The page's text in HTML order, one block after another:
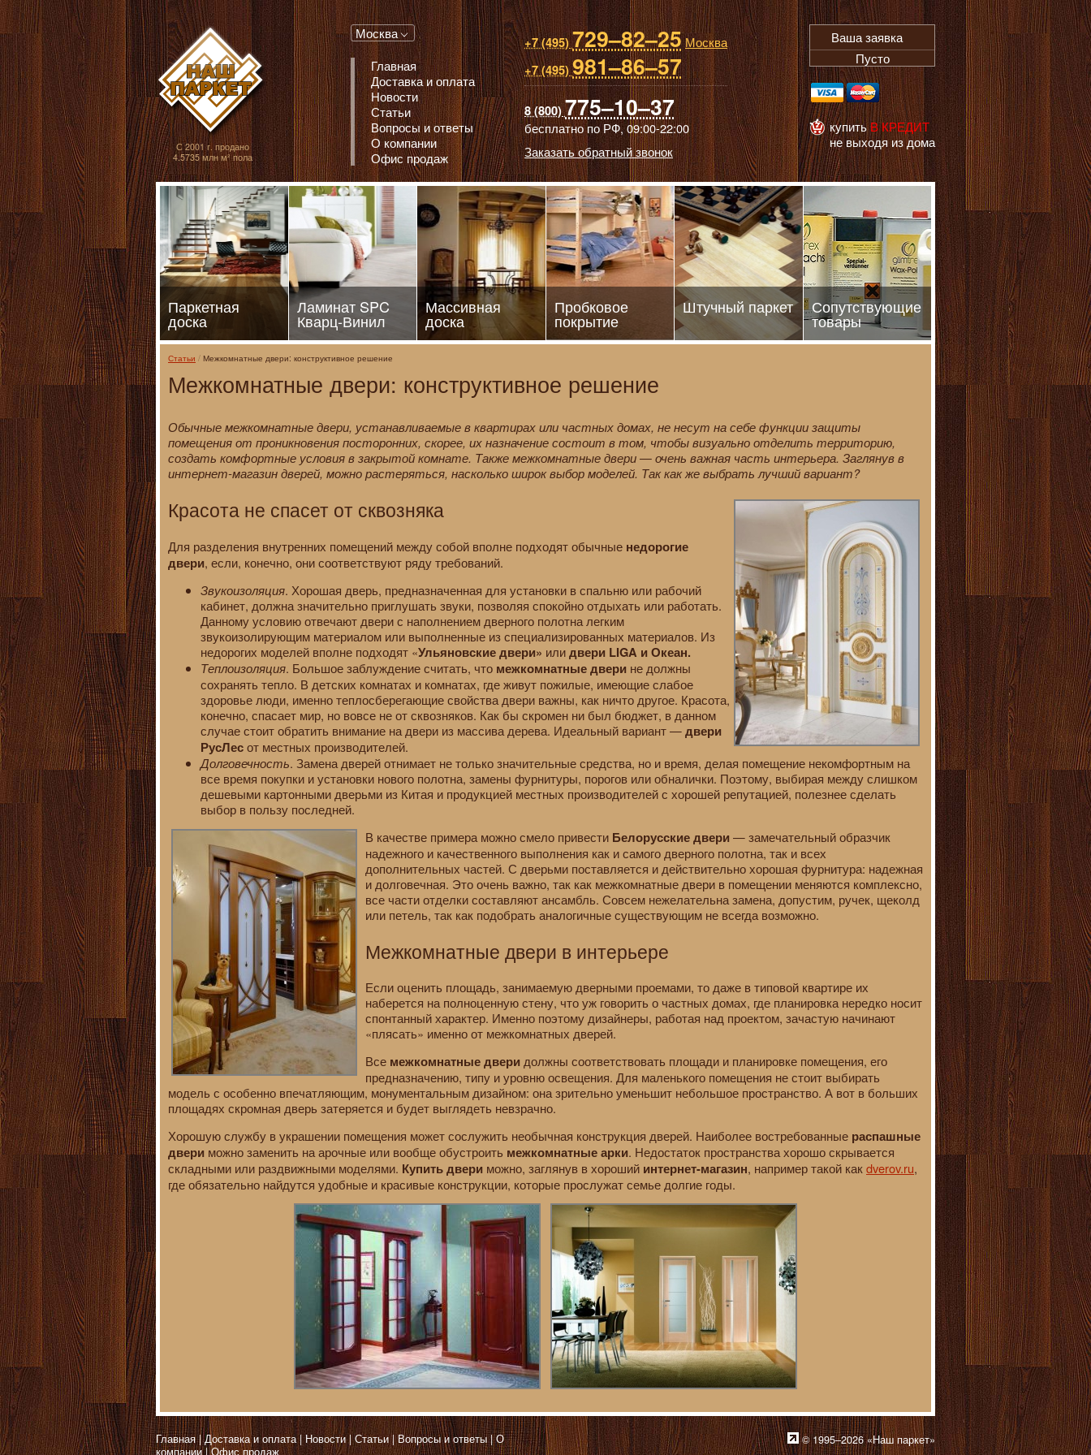
Паркет, Штучный паркет, Массивная доска, Ламинированный паркет
С 2001 г. продано
4.5735 млн м² пола
Москва
Главная
Доставка и оплата
Новости
Статьи
Вопросы и ответы
О компании
Офис продаж
+7 (495)729–82–25 Москва
+7 (495)981–86–57
8 (800)775–10–37
бесплатно по РФ,09:00-22:00
Заказать обратный звонок
Ваша заявка
Пусто
купитьВ КРЕДИТ
не выходя из дома
Паркетная
доска
Ламинат SPC
Кварц-Винил
Массивная
доска
Пробковое
покрытие
Штучный паркет Сопутствующие
товары
Статьи Межкомнатные двери: конструктивное решение
Межкомнатные двери: конструктивное решение
Обычные межкомнатные двери, устанавливаемые в квартирах или частных домах, не несут на себе функции защиты
помещения от проникновения посторонних, скорее, их назначение состоит в том, чтобы визуально отделить территорию,
создать комфортные условия в закрытой комнате. Также межкомнатные двери — очень важная часть интерьера. Заглянув в
интернет-магазин дверей, можно растеряться, насколько широк выбор моделей. Так как же выбрать лучший вариант?
Красота не спасет от сквозняка
Для разделения внутренних помещений между собой вполне подходят обычные недорогие
двери, если, конечно, они соответствуют ряду требований.
Звукоизоляция. Хорошая дверь, предназначенная для установки в спальню или рабочий
кабинет, должна значительно приглушать звуки, позволяя спокойно отдыхать или работать.
Данному условию отвечают двери с наполнением дверного полотна легким
звукоизолирующим материалом или выполненные из специализированных материалов. Из
недорогих моделей вполне подходят «Ульяновские двери» илидвери LIGA и Океан.
Теплоизоляция. Большое заблуждение считать, что межкомнатные двери не должны
сохранять тепло. В детских комнатах и комнатах, где живут пожилые, имеющие слабое
здоровье люди, именно теплосберегающие свойства двери важны, как ничто другое. Красота,
конечно, спасает мир, но вовсе не от сквозняков. Как бы скромен ни был бюджет, в данном
случае стоит обратить внимание на двери из массива дерева. Идеальный вариант —двери
РусЛесот местных производителей.
Долговечность. Замена дверей отнимает не только значительные средства, но и время, делая помещение некомфортным на
все время покупки и установки нового полотна, замены фурнитуры, порогов или обналички. Поэтому, выбирая между слишком
дешевыми картонными дверьми из Китая и продукцией местных производителей с хорошей репутацией, полезнее сделать
выбор в пользу последней.
В качестве примера можно смело привести Белорусские двери— замечательный образчик
надежного и качественного выполнения как и самого дверного полотна, так и всех
дополнительных частей. С дверьми поставляется и действительно хорошая фурнитура: надежная
и долговечная. Это очень важно, так как межкомнатные двери в помещении меняются комплексно,
все части отделки составляют ансамбль. Совсем нежелательна замена, допустим, ручек, щеколд
или петель, так как подобрать аналогичные существующим не всегда возможно.
Межкомнатные двери в интерьере
Если оценить площадь, занимаемую дверными проемами, то даже в типовой квартире их
наберется на полноценную стену, что уж говорить о частных домах, где планировка нередко носит
спонтанный характер. Именно поэтому дизайнеры, работая над проектом, зачастую начинают
«плясать» именно от межкомнатных дверей.
Все межкомнатные двери должны соответствовать площади и планировке помещения, его
предназначению, типу и уровню освещения. Для маленького помещения не стоит выбирать
модель с особенно впечатляющим, монументальным дизайном: она зрительно уменьшит небольшое пространство. А вот в больших
площадях скромная дверь затеряется и будет выглядеть невзрачно.
Хорошую службу в украшении помещения может сослужить необычная конструкция дверей. Наиболее востребованные распашные
двери можно заменить на арочные или вообще обустроить межкомнатные арки. Недостаток пространства хорошо скрывается
складными или раздвижными моделями. Купить двери можно, заглянув в хороший интернет-магазин, например такой какdverov.ru,
где обязательно найдутся удобные и красивые конструкции, которые прослужат семье долгие годы.
Главная Доставка и оплата Новости Статьи Вопросы и ответы О
компании Офис продаж
© 1995–2026 «Наш паркет»